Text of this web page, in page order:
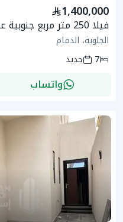
1,400,000
فيلا 250 متر مربع جنوبية على شارع 15م
الجلوية، الدمام
7
جديد
واتساب